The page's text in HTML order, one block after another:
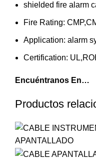
shielded fire alarm
Fire Rating:
Application: alarm
Certification:
Encuéntranos En…
Productos